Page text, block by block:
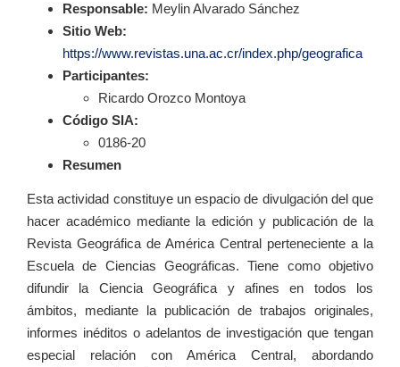
Responsable: Meylin Alvarado Sánchez
Sitio Web:
https://www.revistas.una.ac.cr/index.php/geografica
Participantes:
Ricardo Orozco Montoya
Código SIA:
0186-20
Resumen
Esta actividad constituye un espacio de divulgación del que
hacer académico mediante la edición y publicación de la
Revista Geográfica de América Central perteneciente a la
Escuela de Ciencias Geográficas. Tiene como objetivo
difundir la Ciencia Geográfica y afines en todos los
ámbitos, mediante la publicación de trabajos originales,
informes inéditos o adelantos de investigación que tengan
especial relación con América Central, abordando